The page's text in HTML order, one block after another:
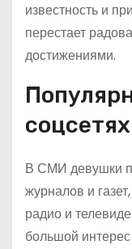
известность и
перестает
достижениями.
соцсетях
В СМИ девушки
журналов и
радио и
большой